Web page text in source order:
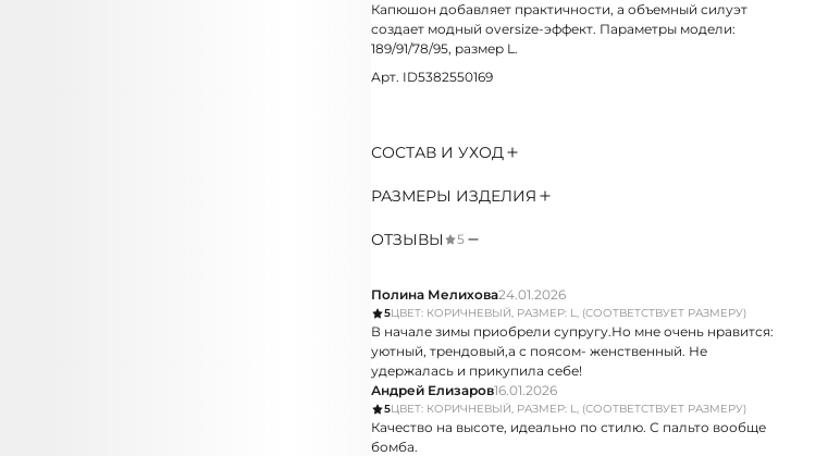
Капюшон добавляет практичности, а объемный силуэт
создает модный oversize-эффект. Параметры модели:
189/91/78/95, размер L.
Арт. ID5382550169
СОСТАВ И УХОД
РАЗМЕРЫ ИЗДЕЛИЯ
ОТЗЫВЫ 5
Полина Мелихова24.01.2026
5ЦВЕТ: КОРИЧНЕВЫЙ, РАЗМЕР: L, (СООТВЕТСТВУЕТ РАЗМЕРУ)
В начале зимы приобрели супругу.Но мне очень нравится:
уютный, трендовый,а с поясом- женственный. Не
удержалась и прикупила себе!
Андрей Елизаров16.01.2026
5ЦВЕТ: КОРИЧНЕВЫЙ, РАЗМЕР: L, (СООТВЕТСТВУЕТ РАЗМЕРУ)
Качество на высоте, идеально по стилю. С пальто вообще
бомба.